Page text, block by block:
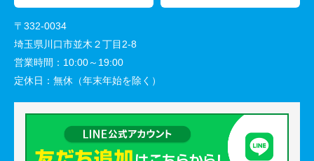
〒332-0034
埼玉県川口市並木２丁目2-8
営業時間： 10:00～19:00
定休日： 無休（年末年始を除く）